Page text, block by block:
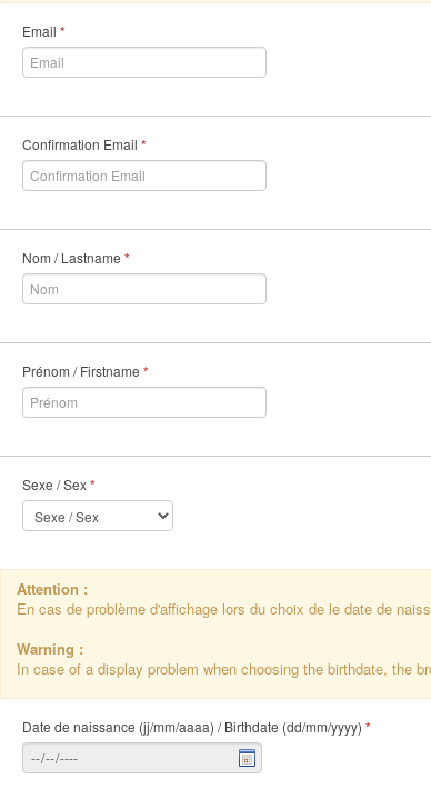
Email *
Confirmation Email *
Nom / Lastname *
Prénom / Firstname *
Sexe / Sex*
Attention :
En cas de problème d'affichage lors du choix de le date de
Warning :
In case of a display problem when choosing the birthdate, the
Date de naissance (jj/mm/aaaa) / Birthdate (dd/mm/yyyy) *